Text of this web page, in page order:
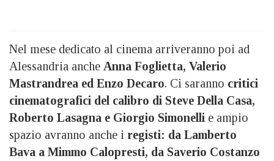
Nel mese dedicato al cinema arriveranno poi ad
Alessandria anche Anna Foglietta, Valerio
Mastrandrea ed Enzo Decaro. Ci saranno critici
cinematografici del calibro di Steve Della Casa,
Roberto Lasagna e Giorgio Simonelli e ampio
spazio avranno anche i registi: da Lamberto
Bava a Mimmo Calopresti, da Saverio Costanzo